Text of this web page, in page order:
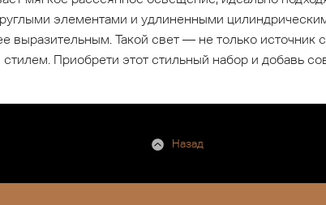
элементами и удлиненными
выразительным. Такой свет — не только источник
Приобрети этот стильный набор и добавь
Назад